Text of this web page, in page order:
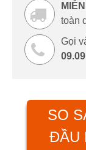
toàn
Gọi
SO
ĐẦU